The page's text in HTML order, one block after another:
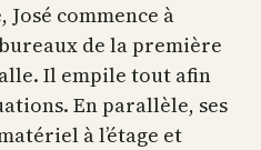
commence à
de la première
Il empile tout afin
En parallèle, ses
à l’étage et